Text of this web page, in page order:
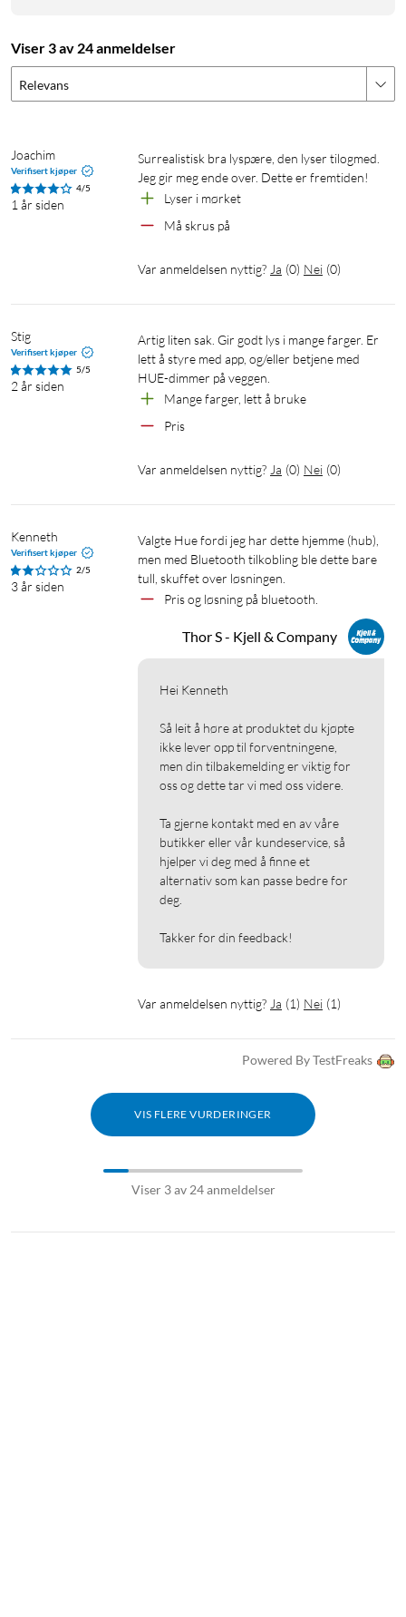
Viser 3 av 24 anmeldelser
Relevans
Joachim
Verifisert kjøper
4/5
1 år siden
Surrealistisk bra lyspære, den lyser tilogmed.
Jeg gir meg ende over. Dette er fremtiden!
Lyser i mørket
Må skrus på
Var anmeldelsen nyttig? Ja (0) Nei (0)
Stig
Verifisert kjøper
5/5
2 år siden
Artig liten sak. Gir godt lys i mange farger. Er
lett å styre med app, og/eller betjene med
HUE-dimmer på veggen.
Mange farger, lett å bruke
Pris
Var anmeldelsen nyttig? Ja (0) Nei (0)
Kenneth
Verifisert kjøper
2/5
3 år siden
Valgte Hue fordi jeg har dette hjemme (hub),
men med Bluetooth tilkobling ble dette bare
tull, skuffet over løsningen.
Pris og løsning på bluetooth.
Thor S - Kjell & Company
Hei Kenneth
Så leit å høre at produktet du kjøpte
ikke lever opp til forventningene,
men din tilbakemelding er viktig for
oss og dette tar vi med oss videre.
Ta gjerne kontakt med en av våre
butikker eller vår kundeservice, så
hjelper vi deg med å finne et
alternativ som kan passe bedre for
deg.
Takker for din feedback!
Var anmeldelsen nyttig? Ja (1) Nei (1)
Powered By TestFreaks
VIS FLERE VURDERINGER
Viser 3 av 24 anmeldelser